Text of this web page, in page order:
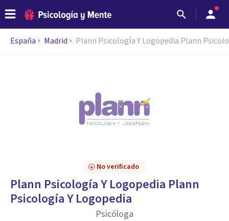
España Madrid Plann PsicologÍa Y Logopedia Plann
No verificado
Plann Psicología Y Logopedia Plann
Psicología Y Logopedia
Psicóloga